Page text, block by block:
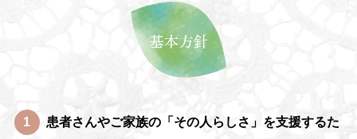
患者さんやご家族の「その人らしさ」を支援するた